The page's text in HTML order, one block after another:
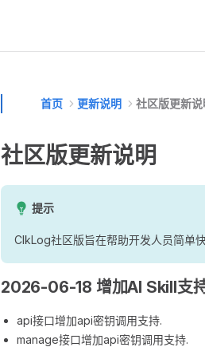
首页 更新说明 社区版更新说
社区版更新说明
提示
ClkLog社区版旨在帮助开发人员简单
2026-06-18 增加AI Skill支
api接口增加api密钥调用支持.
manage接口增加api密钥调用支持.